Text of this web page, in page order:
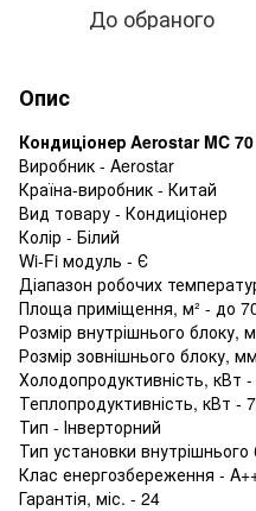
До обраного
Опис
Кондиціонер Aerostar MC
Виробник - Aerostar
Країна-виробник - Китай
Вид товару - Кондиціонер
Колір - Білий
Wi-Fi модуль - Є
Діапазон робочих
Площа приміщення, м² - до
Розмір внутрішнього блоку,
Розмір зовнішнього блоку,
Холодопродуктивність, кВт
Теплопродуктивність, кВт -
Тип - Інверторний
Тип установки внутрішнього
Клас енергозбереження -
Гарантія, міс. - 24